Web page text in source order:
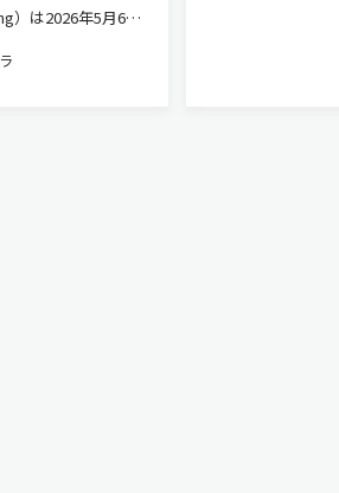
）は2026年5月6
拡大するため、複
した（ニュースリ